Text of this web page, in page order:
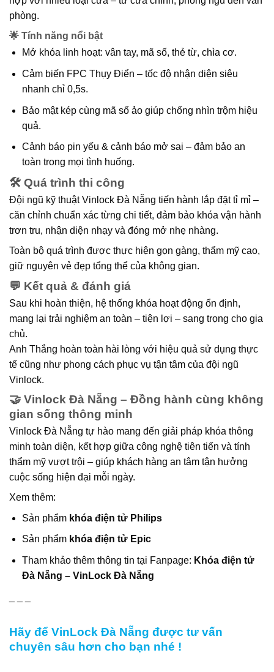
phòng.
🌟 Tính năng nổi bật
Mở khóa linh hoạt: vân tay, mã số, thẻ từ, chìa cơ.
Cảm biến FPC Thụy Điển – tốc độ nhận diện siêu
nhanh chỉ 0,5s.
Bảo mật képcùng mã số ảogiúp chống nhìn trộm hiệu
quả.
Cảnh báo pin yếu & cảnh báo mở sai – đảm bảo an
toàn trong mọi tình huống.
🛠 Quá trình thi công
Đội ngũ kỹ thuậtVinlock Đà Nẵng tiến hành lắp đặt tỉ mỉ –
căn chỉnh chuẩn xác từng chi tiết, đảm bảo khóa vận hành
trơn tru, nhận diện nhạy và đóng mở nhẹ nhàng.
Toàn bộ quá trình được thực hiện gọn gàng, thẩm mỹ cao,
giữ nguyên vẻ đẹp tổng thể của không gian.
💬 Kết quả & đánh giá
Sau khi hoàn thiện, hệ thống khóa hoạt động ổn định,
mang lại trải nghiệm an toàn – tiện lợi – sang trọng cho gia
chủ.
Anh Thắng hoàn toàn hài lòng với hiệu quả sử dụng thực
tế cũng như phong cách phục vụ tận tâm của đội ngũ
Vinlock.
🤝 Vinlock Đà Nẵng – Đồng hành cùng không
gian sống thông minh
Vinlock Đà Nẵng tự hào mang đến giải pháp khóa thông
minh toàn diện, kết hợp giữa công nghệ tiên tiến và tính
thẩm mỹ vượt trội – giúp khách hàng an tâm tận hưởng
cuộc sống hiện đại mỗi ngày.
Xem thêm:
Sản phẩm khóa điện tử Philips
Sản phẩm khóa điện tử Epic
Tham khảo thêm thông tin tại Fanpage: Khóa điện tử
Đà Nẵng – VinLock Đà Nẵng
Hãy để VinLock Đà Nẵng được tư vấn
chuyên sâu hơn cho bạn nhé !